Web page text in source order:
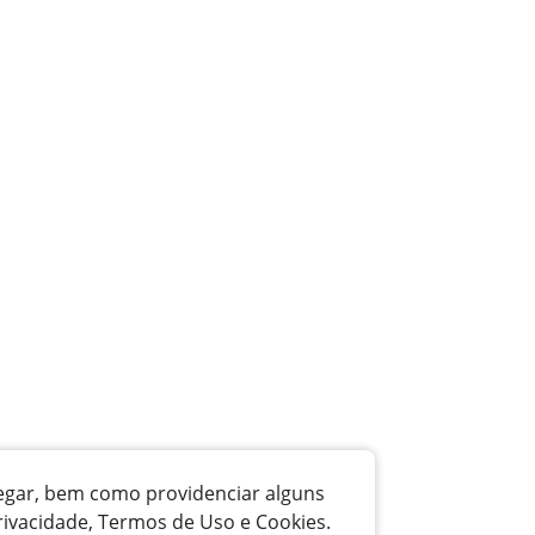
bem como providenciar alguns
Termos de Uso e Cookies.